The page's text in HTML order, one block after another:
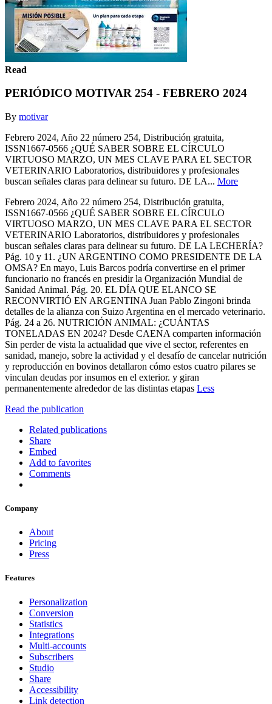
Read
PERIÓDICO MOTIVAR 254 - FEBRERO 2024
By motivar
Febrero 2024, Año 22 número 254, Distribución gratuita,
ISSN1667-0566 ¿QUÉ SABER SOBRE EL CÍRCULO
VIRTUOSO MARZO, UN MES CLAVE PARA EL SECTOR
VETERINARIO Laboratorios, distribuidores y profesionales
buscan señales claras para delinear su futuro. DE LA... More
Febrero 2024, Año 22 número 254, Distribución gratuita,
ISSN1667-0566 ¿QUÉ SABER SOBRE EL CÍRCULO
VIRTUOSO MARZO, UN MES CLAVE PARA EL SECTOR
VETERINARIO Laboratorios, distribuidores y profesionales
buscan señales claras para delinear su futuro. DE LA LECHERÍA?
Pág. 10 y 11. ¿UN ARGENTINO COMO PRESIDENTE DE LA
OMSA? En mayo, Luis Barcos podría convertirse en el primer
funcionario no francés en presidir la Organización Mundial de
Sanidad Animal. Pág. 20. EL DÍA QUE ELANCO SE
RECONVIRTIÓ EN ARGENTINA Juan Pablo Zingoni brinda
detalles de la alianza con Suizo Argentina en el mercado veterinario.
Pág. 24 a 26. NUTRICIÓN ANIMAL: ¿CUÁNTAS
TONELADAS EN 2024? Desde CAENA comparten información
Sin perder de vista la actualidad que vive el sector, referentes en
sanidad, manejo, sobre la actividad y el desafío de cancelar nutrición
y reproducción en bovinos detallaron cómo estos cuatro pilares se
vinculan deudas por insumos en el exterior. y giran
permanentemente alrededor de las distintas etapas Less
Read the publication
Related publications
Share
Embed
Add to favorites
Comments
Company
About
Pricing
Press
Features
Personalization
Conversion
Statistics
Integrations
Multi-accounts
Subscribers
Studio
Share
Accessibility
Link detection